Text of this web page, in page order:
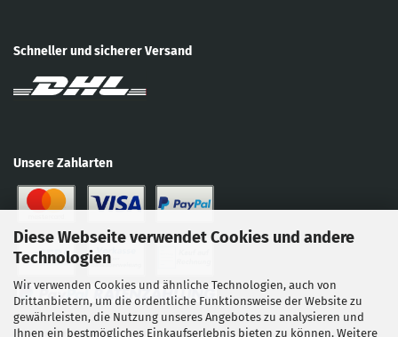
Diese Webseite verwendet Cookies und andere
Technologien
Wir verwenden Cookies und ähnliche Technologien, auch von
Drittanbietern, um die ordentliche Funktionsweise der Website zu
gewährleisten, die Nutzung unseres Angebotes zu analysieren und
Ihnen ein bestmögliches Einkaufserlebnis bieten zu können. Weitere
Schneller und sicherer Versand
Unsere Zahlarten